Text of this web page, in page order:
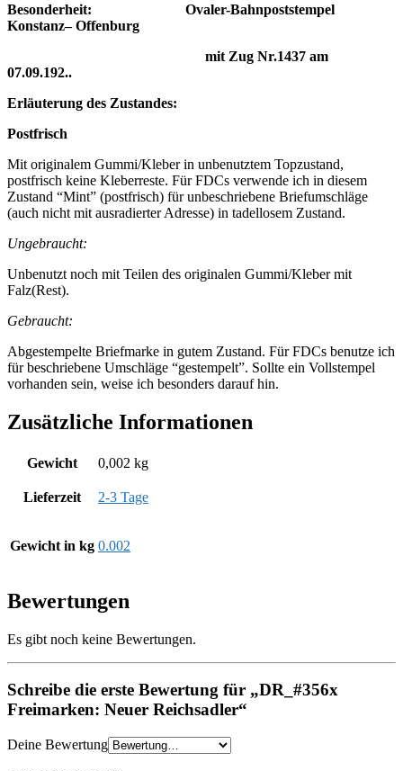
Besonderheit: Ovaler-Bahnpoststempel
Konstanz– Offenburg
mit Zug Nr.1437 am
07.09.192..
Erläuterung des Zustandes:
Postfrisch
Mit originalem Gummi/Kleber in unbenutztem Topzustand,
postfrisch keine Kleberreste. Für FDCs verwende ich in diesem
Zustand “Mint” (postfrisch) für unbeschriebene Briefumschläge
(auch nicht mit ausradierter Adresse) in tadellosem Zustand.
Ungebraucht:
Unbenutzt noch mit Teilen des originalen Gummi/Kleber mit
Falz(Rest).
Gebraucht:
Abgestempelte Briefmarke in gutem Zustand. Für FDCs benutze ich
für beschriebene Umschläge “gestempelt”. Sollte ein Vollstempel
vorhanden sein, weise ich besonders darauf hin.
Zusätzliche Informationen
Gewicht 0,002 kg
Lieferzeit 2-3 Tage
Gewicht in kg 0.002
Bewertungen
Es gibt noch keine Bewertungen.
Schreibe die erste Bewertung für „DR_#356x
Freimarken: Neuer Reichsadler“
Deine Bewertung